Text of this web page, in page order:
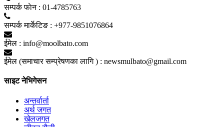
सम्पर्क फाेन : 01-4785763
सम्पर्क मार्केटिङ : +977-9851076864
ईमेल : info@moolbato.com
ईमेल (समाचार सम्प्रेषणका लागि ) : newsmulbato@gmail.com
साइट नेभिगेसन
अन्तर्वार्ता
अर्थ जगत
खेलजगत